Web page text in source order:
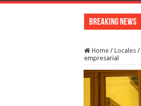
Breaking News
Home / Locales /
empresarial